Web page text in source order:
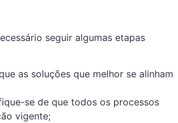
seguir algumas etapas
as soluções que melhor se alinham
se de que todos os processos
vigente;